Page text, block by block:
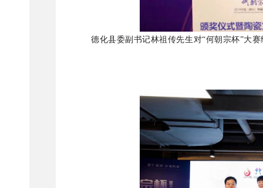
德化县委副书记林祖传先生对“何朝宗杯”大